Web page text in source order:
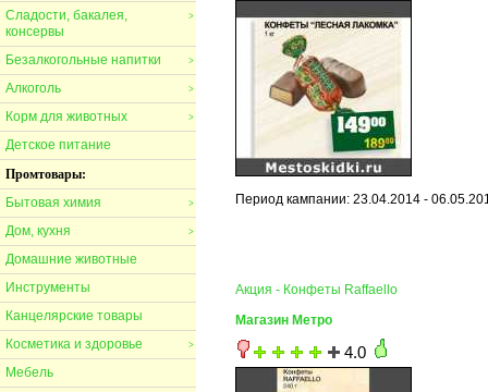
>
Сладости, бакалея,
консервы
>
Безалкогольные напитки
>
Алкоголь
>
Корм для животных
Детское питание
Промтовары:
>
Бытовая химия
>
Дом, кухня
Домашние животные
Инструменты
Канцелярские товары
>
Косметика и здоровье
Мебель
Период кампании: 23.04.2014 -
Акция - Конфеты Raffaello
Магазин Метро
4.0